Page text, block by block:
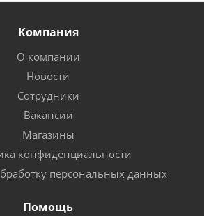
Компания
О компании
Новости
Сотрудники
Вакансии
Магазины
конфиденциальности
персональных данных
Помощь